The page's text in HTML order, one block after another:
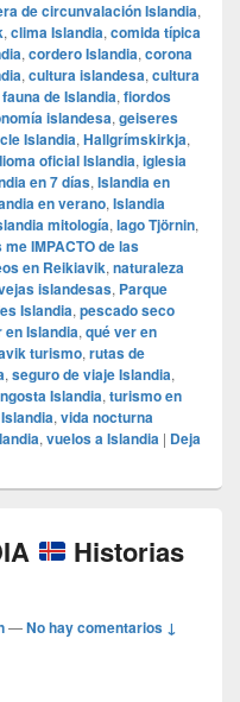
de circunvalación Islandia,
, clima Islandia, comida típica
, cordero Islandia, corona
, cultura islandesa, cultura
fauna de Islandia, fiordos
islandesa, geiseres
Islandia, Hallgrímskirkja,
oficial Islandia, iglesia
en 7 días, Islandia en
en verano, Islandia
mitología, lago Tjörnin,
me IMPACTO de las
en Reikiavik, naturaleza
islandesas, Parque
Islandia, pescado seco
en Islandia, qué ver en
turismo, rutas de
, seguro de viaje Islandia,
Islandia, turismo en
, vida nocturna
, vuelos a Islandia | Deja
Historias
—No hay comentarios ↓